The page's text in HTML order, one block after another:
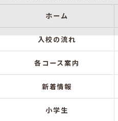
ホーム
入校の流れ
各コース案内
新着情報
小学生